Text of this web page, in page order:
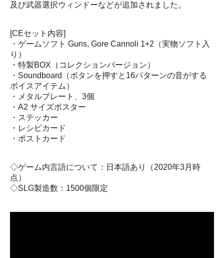
及び武器選択ウィンドーなどが追加されました。
[CEセット内容]
・ゲームソフト Guns, Gore Cannoli 1+2（実物ソフト入
り）
・特製BOX（コレクションバージョン）
・Soundboard（ボタンを押すと16パターンの音がする
ボイスアイテム）
・メタルプレート、3個
・A2 サイズポスター
・ステッカー
・レシピカード
・ポストカード
◇ゲーム内言語について：日本語あり（2020年3月時
点）
◇SLG製造数：1500個限定